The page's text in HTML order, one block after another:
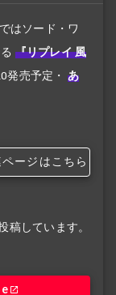
はソード・ワ
『リプレイ 風
発売予定・ あ
ージはこちら
稿しています。